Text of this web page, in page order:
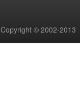
Copyright © 2002-2013